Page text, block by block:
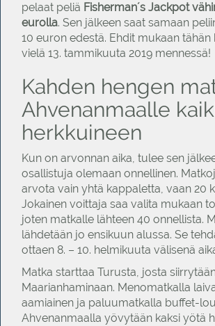
pelaat peliä Fisherman´s Jackpot
eurolla. Sen jälkeen saat samaan
10 euron edestä. Ehdit mukaan
vielä 13. tammikuuta 2019 mennessä!
Kahden hengen
Ahvenanmaalle
herkkuineen
Kun on arvonnan aika, tulee sen
osallistuja olemaan onnellinen.
arvota vain yhtä kappaletta, vaan 20
Jokainen voittaja saa valita mukaan
joten matkalle lähteen 40 onnellista.
lähdetään jo ensikuun alussa. Se
ottaen 8. – 10. helmikuuta välisenä
Matka starttaa Turusta, josta
Maarianhaminaan. Menomatkalla
aamiainen ja paluumatkalla buffet-
Ahvenanmaalla yövytään kaksi yötä